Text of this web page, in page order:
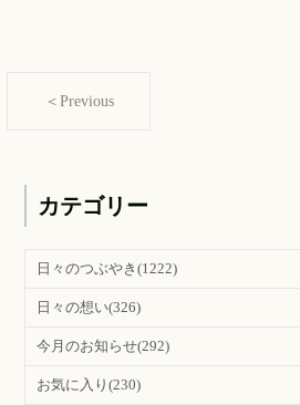
＜Previous
カテゴリー
日々のつぶやき(1222)
日々の想い(326)
今月のお知らせ(292)
お気に入り(230)